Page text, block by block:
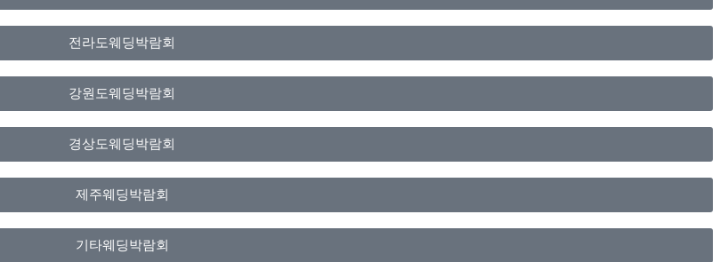
전라도웨딩박람회
강원도웨딩박람회
경상도웨딩박람회
제주웨딩박람회
기타웨딩박람회